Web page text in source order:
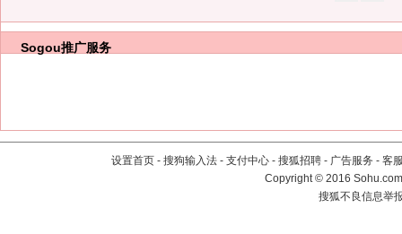
Sogou推广服务
设置首页 - 搜狗输入法 - 支付中心 - 搜狐招聘 - 广告服务 - 客
Copyright©2016
搜狐不良信息举